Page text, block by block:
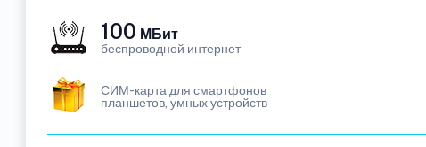
100 МБит
беспроводной интернет
СИМ-карта для смартфонов
планшетов, умных устройств